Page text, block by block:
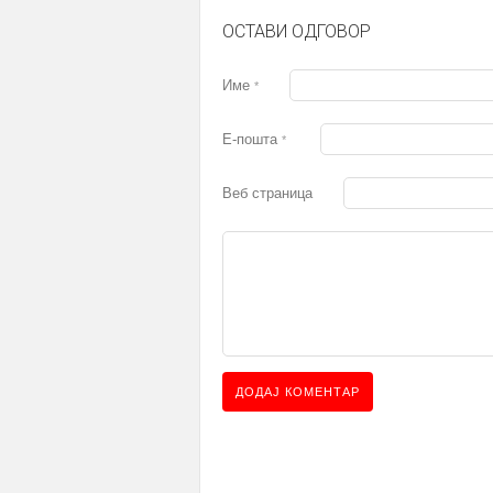
ОСТАВИ ОДГОВОР
Име *
Е-пошта *
Веб страница